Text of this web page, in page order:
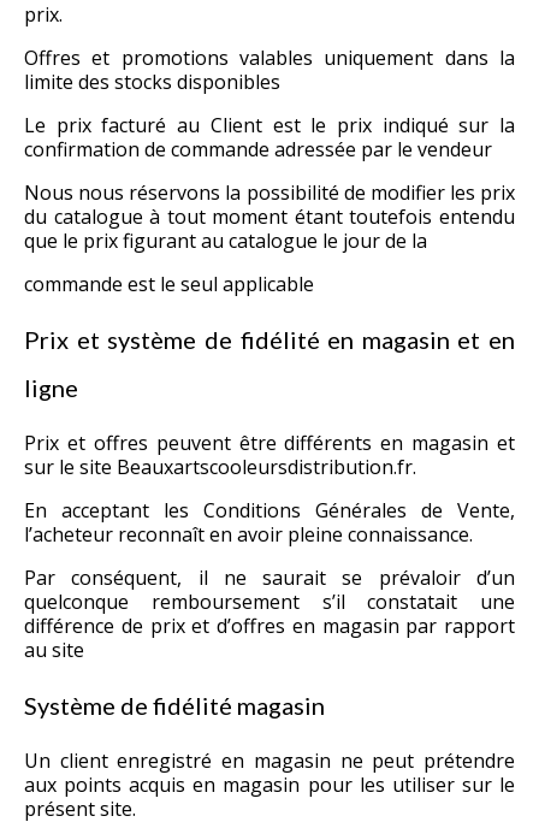
prix.
Offres et promotions valables uniquement dans la
limite des stocks disponibles
Le prix facturé au Client est le prix indiqué sur la
confirmation de commande adressée par le vendeur
Nous nous réservons la possibilité de modifier les prix
du catalogue à tout moment étant toutefois entendu
que le prix figurant au catalogue le jour de la
commande est le seul applicable
Prix et système de fidélité en magasin et en
ligne
Prix et offres peuvent être différents en magasin et
sur le site Beauxartscooleursdistribution.fr.
En acceptant les Conditions Générales de Vente,
l’acheteur reconnaît en avoir pleine connaissance.
Par conséquent, il ne saurait se prévaloir d’un
quelconque remboursement s’il constatait une
différence de prix et d’offres en magasin par rapport
au site
Système de fidélité magasin
Un client enregistré en magasin ne peut prétendre
aux points acquis en magasin pour les utiliser sur le
présent site.